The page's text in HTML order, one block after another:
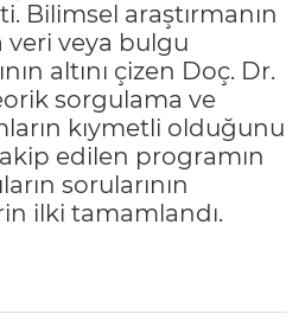
Bilimsel araştırmanın
veri veya bulgu
altını çizen Doç. Dr.
sorgulama ve
kıymetli olduğunu
edilen programın
sorularının
ilki tamamlandı.